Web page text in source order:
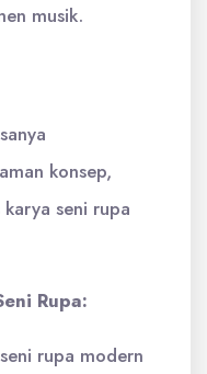
musik.
konsep,
seni rupa
Rupa:
rupa modern